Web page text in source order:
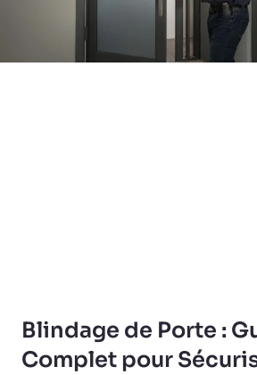
Blindage de Porte :
Complet pour